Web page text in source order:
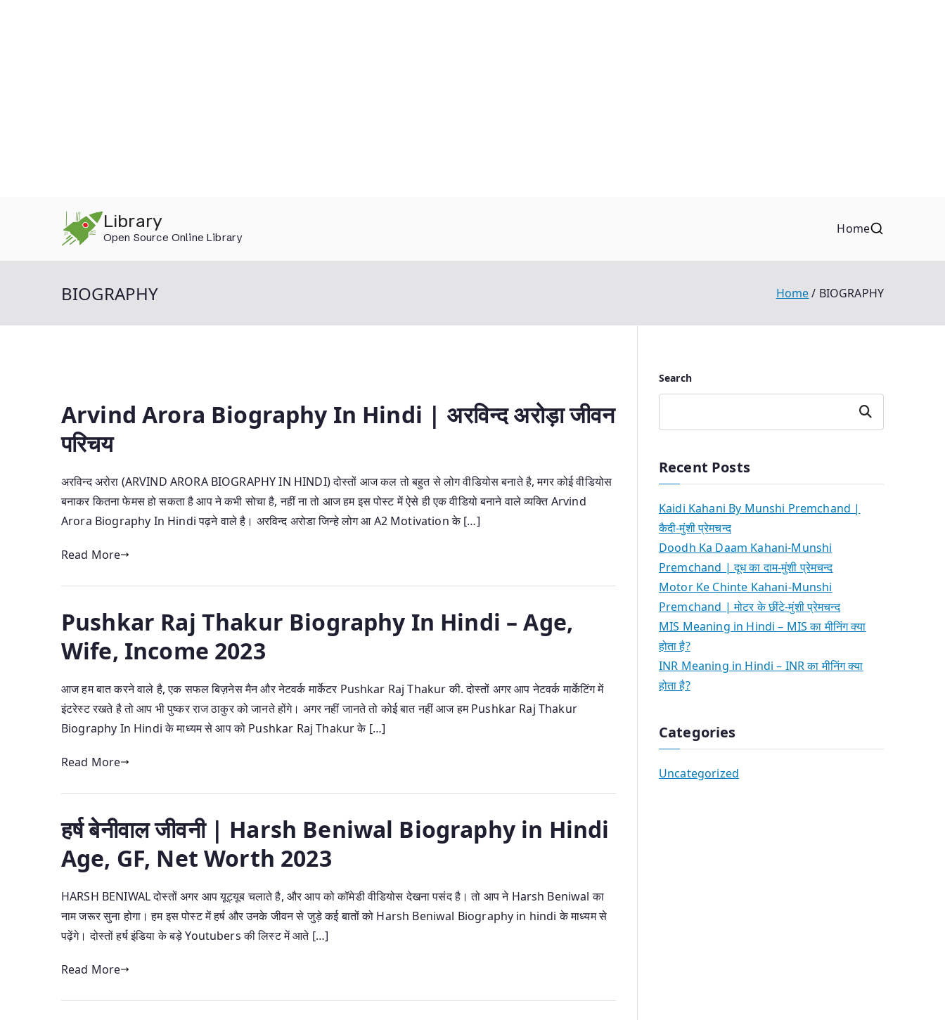
Library
Open Source Online Library
Home
BIOGRAPHY Home BIOGRAPHY
Arvind Arora Biography In Hindi | अरविन्द अरोड़ा जीवन
परिचय
अरविन्द अरोरा (ARVIND ARORA BIOGRAPHY IN HINDI) दोस्तों आज कल तो बहुत से लोग वीडियोस बनाते है, मगर कोई वीडियोस
बनाकर कितना फेमस हो सकता है आप ने कभी सोचा है, नहीं ना तो आज हम इस पोस्ट में ऐसे ही एक वीडियो बनाने वाले व्यक्ति Arvind
Arora Biography In Hindi पढ़ने वाले है। अरविन्द अरोडा जिन्हे लोग आ A2 Motivation के […]
Read More
Pushkar Raj Thakur Biography In Hindi – Age,
Wife, Income 2023
आज हम बात करने वाले है, एक सफल बिज़नेस मैन और नेटवर्क मार्केटर Pushkar Raj Thakur की. दोस्तों अगर आप नेटवर्क मार्केटिंग में
इंटरेस्ट रखते है तो आप भी पुष्कर राज ठाकुर को जानते होंगे। अगर नहीं जानते तो कोई बात नहीं आज हम Pushkar Raj Thakur
Biography In Hindi के माध्यम से आप को Pushkar Raj Thakur के […]
Read More
हर्ष बेनीवाल जीवनी | Harsh Beniwal Biography in Hindi
Age, GF, Net Worth 2023
HARSH BENIWAL दोस्तों अगर आप यूट्यूब चलाते है, और आप को कॉमेडी वीडियोस देखना पसंद है। तो आप ने Harsh Beniwal का
नाम जरूर सुना होगा। हम इस पोस्ट में हर्ष और उनके जीवन से जुड़े कई बातों को Harsh Beniwal Biography in hindi के माध्यम से
पढ़ेंगे। दोस्तों हर्ष इंडिया के बड़े Youtubers की लिस्ट में आते […]
Read More
Search
Search
Recent Posts
Kaidi Kahani By Munshi Premchand |
कैदी-मुंशी प्रेमचन्द
Doodh Ka Daam Kahani-Munshi
Premchand | दूध का दाम-मुंशी प्रेमचन्द
Motor Ke Chinte Kahani-Munshi
Premchand | मोटर के छींटे-मुंशी प्रेमचन्द
MIS Meaning in Hindi – MIS का मीनिंग क्या
होता है?
INR Meaning in Hindi – INR का मीनिंग क्या
होता है?
Categories
Uncategorized